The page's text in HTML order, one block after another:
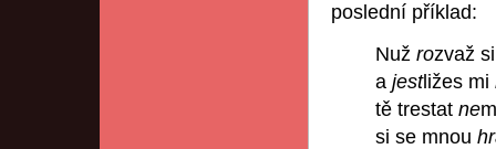
poslední příklad:
Nuž rozvaž
a jestližes mi
tě trestat ne
si se mnou